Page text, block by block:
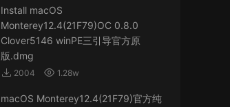
Install macOS
Monterey12.4(21F79)OC 0.8.0
Clover5146 winPE三引导官方原
版.dmg
2004 1.28w
macOS Monterey12.4(21F79)官方纯